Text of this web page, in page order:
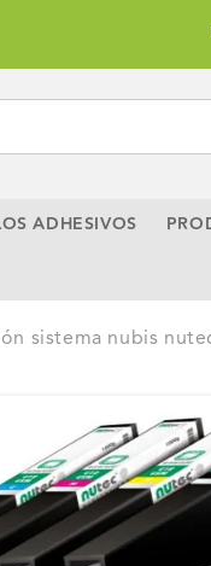
ADHESIVOS
sistema nubis